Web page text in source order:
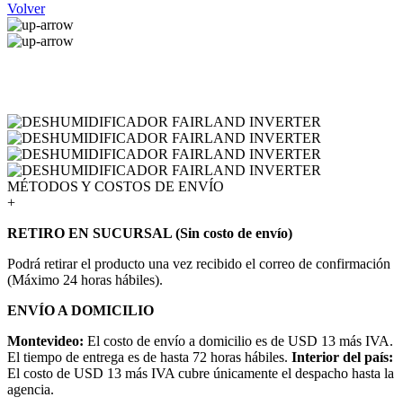
Volver
MÉTODOS Y COSTOS DE ENVÍO
+
RETIRO EN SUCURSAL (Sin costo de envío)
Podrá retirar el producto una vez recibido el correo de confirmación
(Máximo 24 horas hábiles).
ENVÍO A DOMICILIO
Montevideo: El costo de envío a domicilio es de USD 13 más IVA.
El tiempo de entrega es de hasta 72 horas hábiles. Interior del país:
El costo de USD 13 más IVA cubre únicamente el despacho hasta la
agencia.